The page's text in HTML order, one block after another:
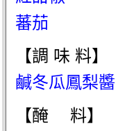
蕃茄
【調 味 料】
鹹冬瓜鳳梨醬
【醃 料】